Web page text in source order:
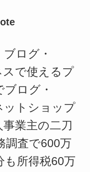
ログ・
スで使えるプ
ログ・
ットショップ
業主の二刀
調査で600万
も所得税60万